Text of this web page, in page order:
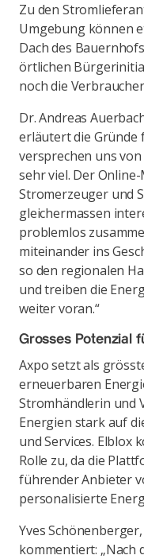
Zu den
Umgebung können
Dach des
örtlichen
noch die
Dr. Andreas
erläutert die Gründe
versprechen uns
sehr viel. Der
Stromerzeuger und
gleichermassen
problemlos
miteinander ins
so den regionalen
und treiben die
weiter voran.“
Grosses Potenzial
Axpo setzt als
erneuerbaren
Stromhändlerin und
Energien stark auf
und Services. Elblox
Rolle zu, da die
führender Anbieter
personalisierte
Yves
kommentiert: „Nach